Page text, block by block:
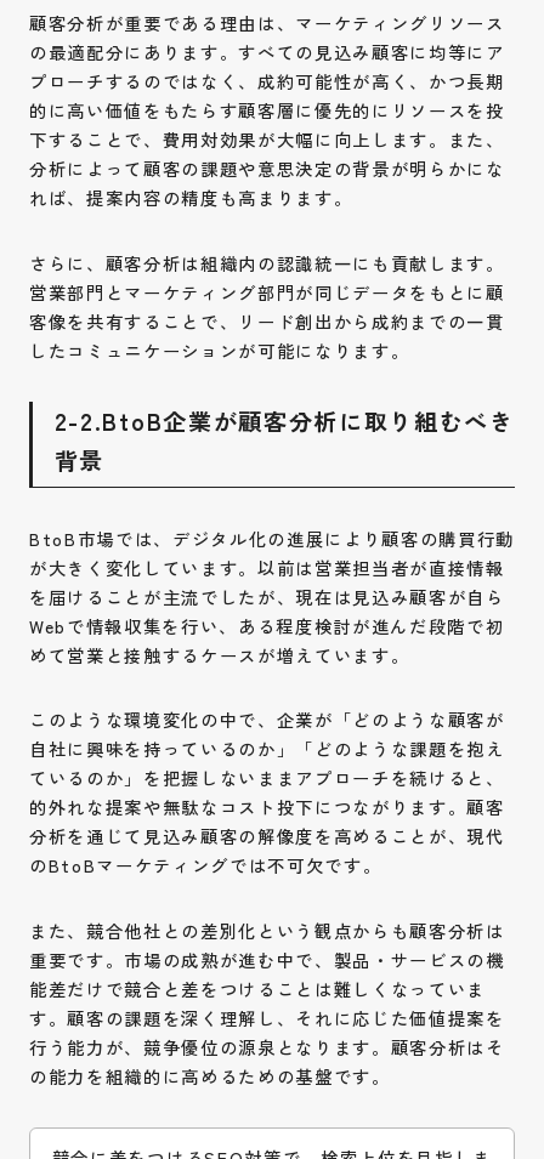
顧客分析が重要である理由は、マーケティングリソース
の最適配分にあります。すべての見込み顧客に均等にア
プローチするのではなく、成約可能性が高く、かつ長期
的に高い価値をもたらす顧客層に優先的にリソースを投
下することで、費用対効果が大幅に向上します。また、
分析によって顧客の課題や意思決定の背景が明らかにな
れば、提案内容の精度も高まります。
さらに、顧客分析は組織内の認識統一にも貢献します。
営業部門とマーケティング部門が同じデータをもとに顧
客像を共有することで、リード創出から成約までの一貫
したコミュニケーションが可能になります。
2-2.BtoB企業が顧客分析に取り組むべき
背景
BtoB市場では、デジタル化の進展により顧客の購買行動
が大きく変化しています。以前は営業担当者が直接情報
を届けることが主流でしたが、現在は見込み顧客が自ら
Webで情報収集を行い、ある程度検討が進んだ段階で初
めて営業と接触するケースが増えています。
このような環境変化の中で、企業が「どのような顧客が
自社に興味を持っているのか」「どのような課題を抱え
ているのか」を把握しないままアプローチを続けると、
的外れな提案や無駄なコスト投下につながります。顧客
分析を通じて見込み顧客の解像度を高めることが、現代
のBtoBマーケティングでは不可欠です。
また、競合他社との差別化という観点からも顧客分析は
重要です。市場の成熟が進む中で、製品・サービスの機
能差だけで競合と差をつけることは難しくなっていま
す。顧客の課題を深く理解し、それに応じた価値提案を
行う能力が、競争優位の源泉となります。顧客分析はそ
の能力を組織的に高めるための基盤です。